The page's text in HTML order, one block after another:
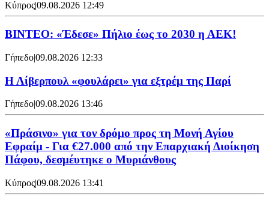
Κύπρος|09.08.2026 12:49
ΒΙΝΤΕΟ: «Έδεσε» Πήλιο έως το 2030 η ΑΕΚ!
Γήπεδο|09.08.2026 12:33
Η Λίβερπουλ «φουλάρει» για εξτρέμ της Παρί
Γήπεδο|09.08.2026 13:46
«Πράσινο» για τον δρόμο προς τη Μονή Αγίου
Εφραίμ - Για €27.000 από την Επαρχιακή Διοίκηση
Πάφου, δεσμέυτηκε ο Μυριάνθους
Κύπρος|09.08.2026 13:41